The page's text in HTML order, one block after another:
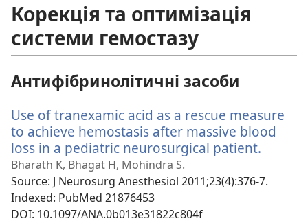
Корекція та оптимізація
системи гемостазу
Антифібринолітичні засоби
Use of tranexamic acid as a rescue measure
to achieve hemostasis after massive blood
loss in a pediatric neurosurgical patient.
Bharath K, Bhagat H, Mohindra S.
Source‎: J Neurosurg Anesthesiol 2011;23(4):376-7.
Indexed‎: PubMed 21876453
DOI‎: 10.1097/ANA.0b013e31822c804f